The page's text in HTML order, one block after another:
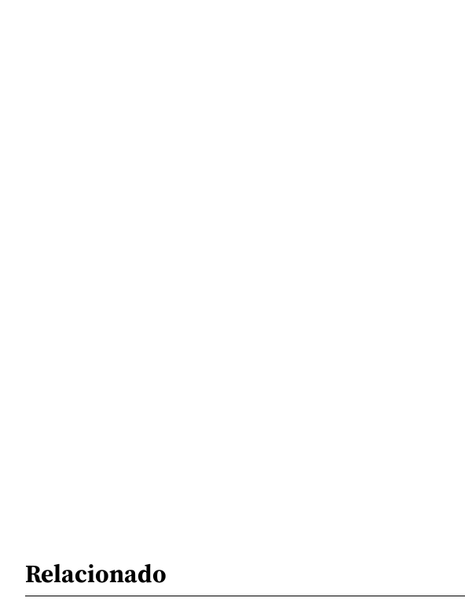
Relacionado